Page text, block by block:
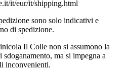
it/eur/it/shipping.html
sono solo indicativi e
di spedizione.
Il Colle non si assumono la
ma si impegna a
inconvenienti.